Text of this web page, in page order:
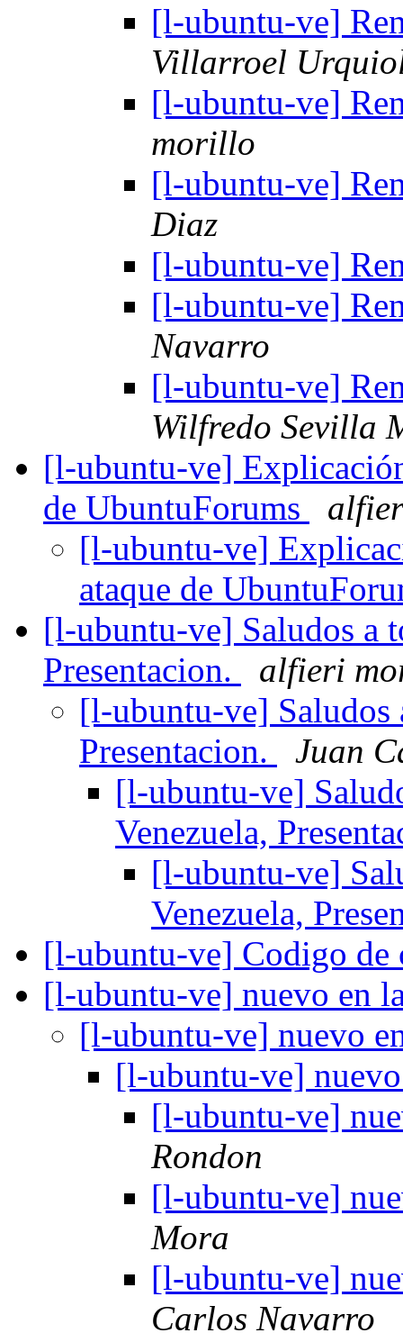
[l-ubuntu-ve]
Villarroel
[l-ubuntu-ve]
morillo
[l-ubuntu-ve]
Diaz
[l-ubuntu-ve]
[l-ubuntu-ve]
Navarro
[l-ubuntu-ve]
Wilfredo Sevilla
[l-ubuntu-ve]
de UbuntuForums
[l-ubuntu-ve]
ataque de
[l-ubuntu-ve] Saludos a
Presentacion.
alfieri
[l-ubuntu-ve] Saludos
Presentacion.
Juan
[l-ubuntu-ve]
Venezuela,
[l-ubuntu-ve]
Venezuela,
[l-ubuntu-ve] Codigo de
[l-ubuntu-ve] nuevo en
[l-ubuntu-ve] nuevo
[l-ubuntu-ve]
[l-ubuntu-ve]
Rondon
[l-ubuntu-ve]
Mora
[l-ubuntu-ve]
Carlos Navarro